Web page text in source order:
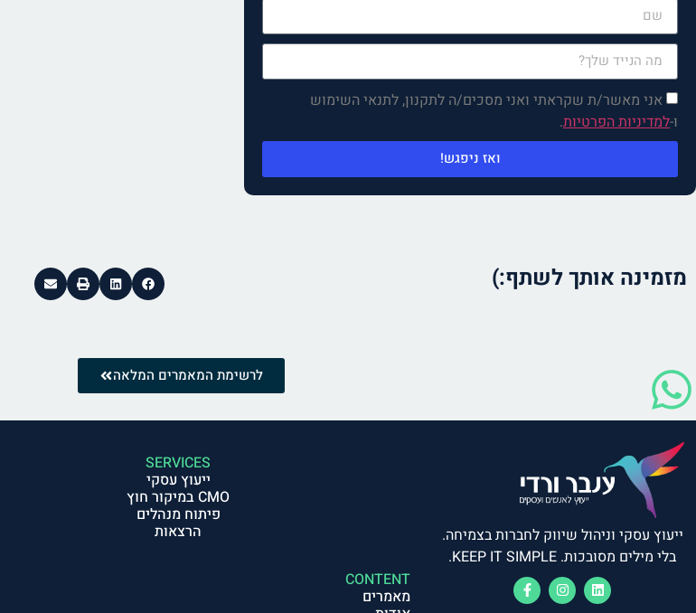
אני מאשר/ת שקראתי ואני מסכים/ה לתקנון, לתנאי השימוש
ו-למדיניות הפרטיות.
ואז ניפגש!
מזמינה אותך לשתף:)
לרשימת המאמרים המלאה
ייעוץ עסקי וניהול שיווק לחברות בצמיחה.
בלי מילים מסובכות. KEEP IT SIMPLE.
SERVICES
ייעוץ עסקי
CMO במיקור חוץ
פיתוח מנהלים
הרצאות
CONTENT
מאמרים